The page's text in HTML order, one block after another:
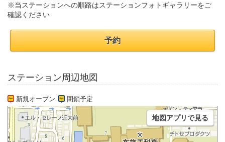
※当ステーションへの順路はステーションフォトギャラリーをご
確認ください
予約
ステーション周辺地図
新規オープン 閉鎖予定
地図アプリで見る